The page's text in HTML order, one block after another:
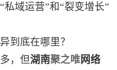
域运营”和“裂变增长”
到底在哪里？
，但湖南聚之唯网络